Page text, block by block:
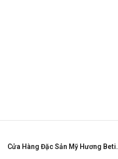
Cửa Hàng Đặc Sản Mỹ Hương Beti.